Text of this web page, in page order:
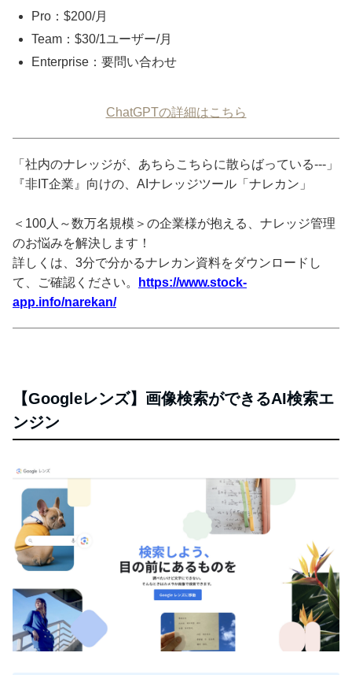
Pro：$200/月
Team：$30/1ユーザー/月
Enterprise：要問い合わせ
ChatGPTの詳細はこちら
「社内のナレッジが、あちらこちらに散らばっている---」
『非IT企業』向けの、AIナレッジツール「ナレカン」
＜100人～数万名規模＞の企業様が抱える、ナレッジ管理
のお悩みを解決します！
詳しくは、3分で分かるナレカン資料をダウンロードし
て、ご確認ください。
https://www.stock-
app.info/narekan/
【Googleレンズ】画像検索ができるAI検索エ
ンジン